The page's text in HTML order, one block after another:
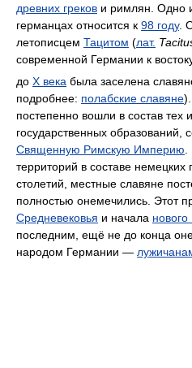
древних греков и римлян. Одно
германцах относится к 98 году.
летописцем Тацитом (лат.
современной Германии к
до X века была заселена
подробнее: полабские славяне
постепенно вошли в состав тех
государственных образований,
Священную Римскую Империю
территорий в составе немецких
столетий, местные славяне
полностью онемечились. Этот
Средневековья и начала
последним, ещё не до конца
народом Германии —